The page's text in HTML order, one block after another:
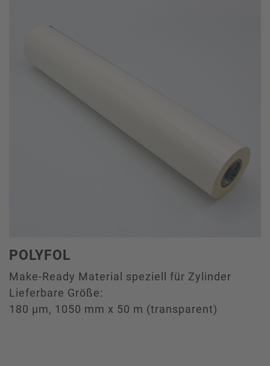
POLYFOL
Make-Ready Material speziell für Zylinder
Lieferbare Größe:
180 µm, 1050 mm x 50 m (transparent)